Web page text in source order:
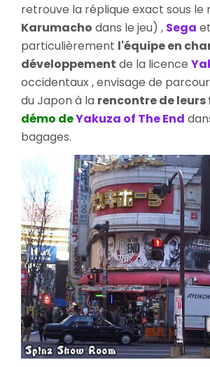
retrouve la réplique exact sous le
Karumacho dans le jeu) , Sega
particulièrement l'équipe en
développement de la licence
occidentaux , envisage de
du Japon à la rencontre de leurs
démo deYakuza of The End
bagages.